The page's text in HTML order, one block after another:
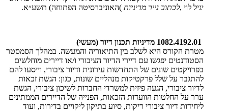
יגיל לוי ,לכתוב נייר מדיניות (האוניברסיטה הפתוחה) תשע״א.
1082.4192.01 מדיניות תכנון דיור (מעשי)
​מטרת הקורס היא לשלב בין התיאוריה והמעשה. במהלך הסמסטר
הסטודנטים יפגשו עם דיירי הדיור הציבורי ו/או דיירים מוחלשים
בפרויקטים שונים של התחדשות עירונית ודיור ציבורי, וייסעו להם
להתגבר על שלל פרקטיקות מנהליים שונות, כגון: הגשת זכאות
לדיור ציבורי, הגעה פיזית למשרדי החברות לשיכון ציבורי, הגשת
ערר על החלטות הוועדות הזכאות, הפנייה של הדיירים הממתינים
ליחידות דיור ציבורי ריקות, סיוע בתיקון ליקויים בדירות, ועוד